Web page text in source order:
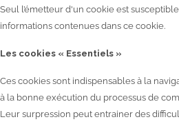
Seul l’émetteur d'un cookie est
informations contenues dans ce cookie.
Les cookies « Essentiels »
Ces cookies sont indispensables à la
à la bonne exécution du processus de
Leur surpression peut entrainer des